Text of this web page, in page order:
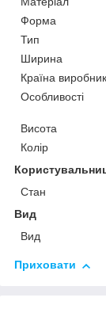
Форма
Тип
Ширина
Країна виробник
Особливості
Висота
Колір
Стан
Вид
Вид
Приховати